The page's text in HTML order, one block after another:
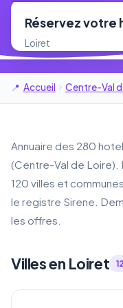
Réservez votre
Loiret
Accueil Centre-Val
Annuaire des 280
(Centre-Val de Loire).
120 villes et
le registre Sirene.
les offres.
Villes en Loiret